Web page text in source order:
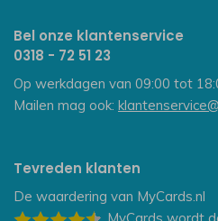
Bel onze klantenservice
0318 - 72 51 23
Op werkdagen van 09:00 tot
Mailen mag ook:
Tevreden klanten
De waardering van MyCards.nl